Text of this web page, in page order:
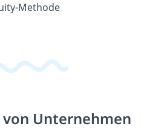
Methode
Unternehmen